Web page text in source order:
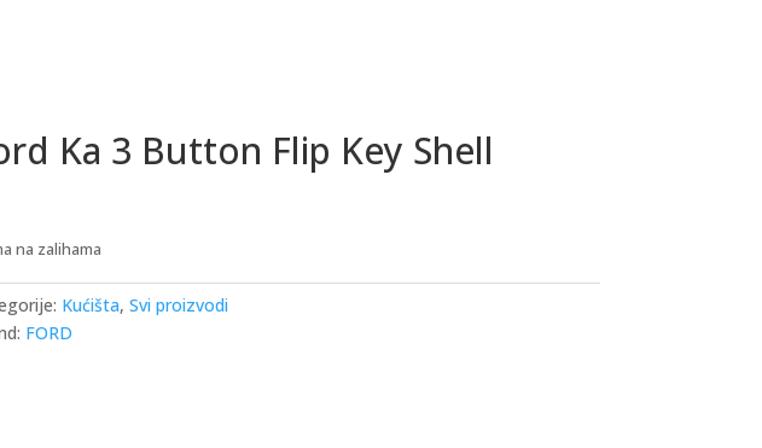
Ka 3 Button Flip Key Shell
na zalihama
Kućišta,Svi proizvodi
FORD